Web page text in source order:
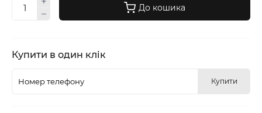
До кошика
Купити в один клік
Купити